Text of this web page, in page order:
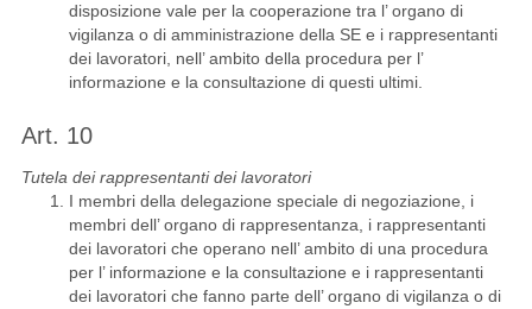
disposizione vale per la cooperazione tra l’ organo di
vigilanza o di amministrazione della SE e i rappresentanti
dei lavoratori, nell’ ambito della procedura per l’
informazione e la consultazione di questi ultimi.
Art. 10
Tutela dei rappresentanti dei lavoratori
I membri della delegazione speciale di negoziazione, i
membri dell’ organo di rappresentanza, i rappresentanti
dei lavoratori che operano nell’ ambito di una procedura
per l’ informazione e la consultazione e i rappresentanti
dei lavoratori che fanno parte dell’ organo di vigilanza o di